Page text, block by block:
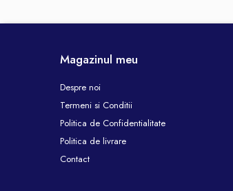
Magazinul meu
Despre noi
Termeni si Conditii
Politica de Confidentialitate
Politica de livrare
Contact